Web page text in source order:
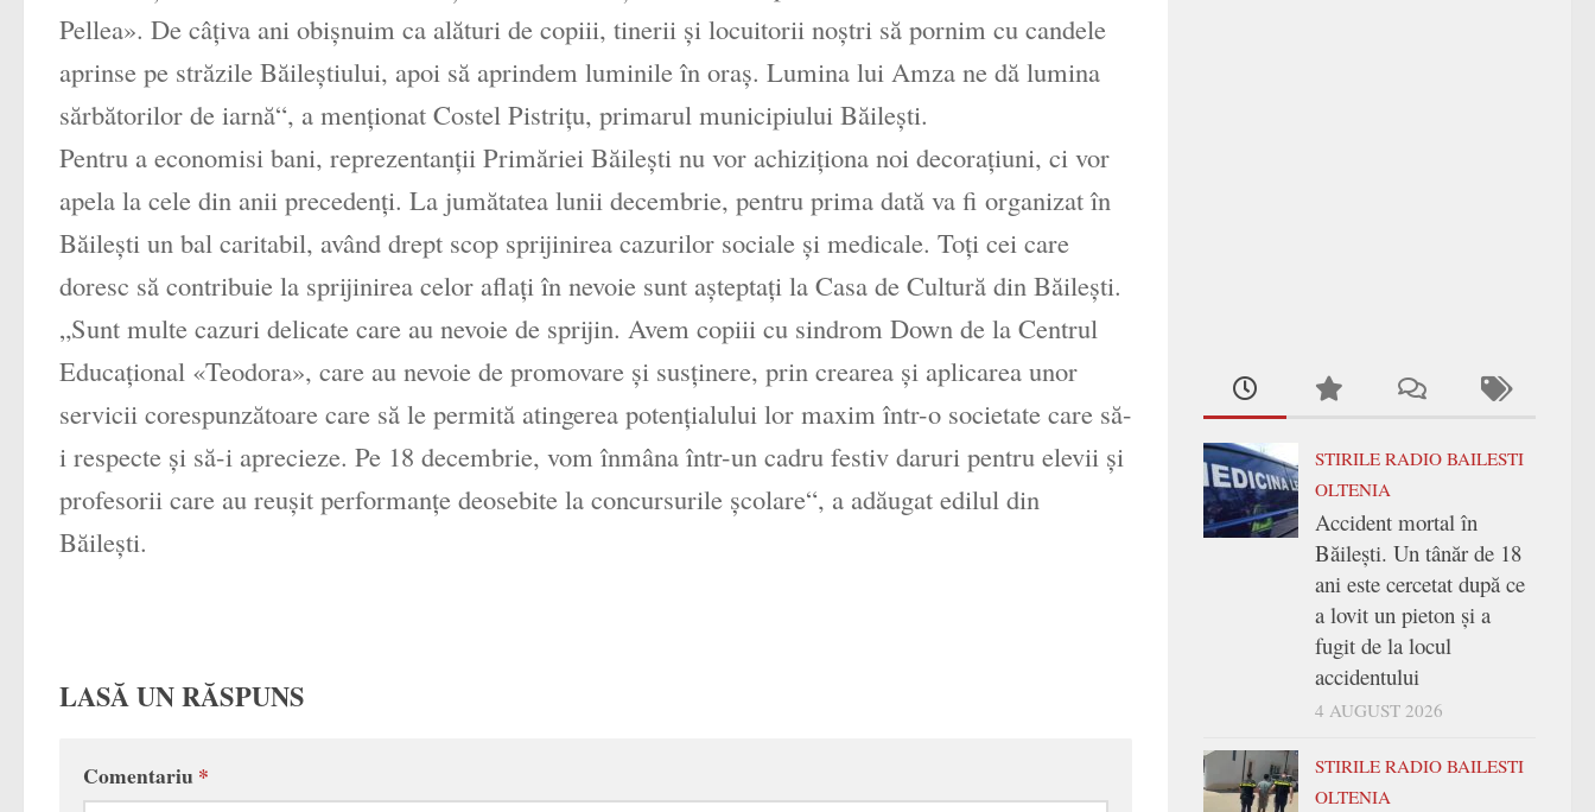
Pellea». De câţiva ani obişnuim ca alături de copiii, tinerii şi locuitorii noştri să pornim cu candele
aprinse pe străzile Băileştiului, apoi să aprindem luminile în oraş. Lumina lui Amza ne dă lumina
sărbătorilor de iarnă“, a menţionat Costel Pistriţu, primarul municipiului Băileşti.
Pentru a economisi bani, reprezentanţii Primăriei Băileşti nu vor achiziţiona noi decoraţiuni, ci vor
apela la cele din anii precedenţi. La jumătatea lunii decembrie, pentru prima dată va fi organizat în
Băileşti un bal caritabil, având drept scop sprijinirea cazurilor sociale şi medicale. Toţi cei care
doresc să contribuie la sprijinirea celor aflaţi în nevoie sunt aşteptaţi la Casa de Cultură din Băileşti.
„Sunt multe cazuri delicate care au nevoie de sprijin. Avem copiii cu sindrom Down de la Centrul
Educaţional «Teodora», care au nevoie de promovare şi susţinere, prin crearea şi aplicarea unor
servicii corespunzătoare care să le permită atingerea potenţialului lor maxim într-o societate care să-
i respecte şi să-i aprecieze. Pe 18 decembrie, vom înmâna într-un cadru festiv daruri pentru elevii şi
profesorii care au reuşit performanţe deosebite la concursurile şcolare“, a adăugat edilul din
Băileşti.
LASĂ UN RĂSPUNS
Comentariu*
STIRILE RADIO BAILESTI
OLTENIA
Accident mortal în
Băilești. Un tânăr de 18
ani este cercetat după ce
a lovit un pieton și a
fugit de la locul
accidentului
4 AUGUST 2026
STIRILE RADIO BAILESTI
OLTENIA